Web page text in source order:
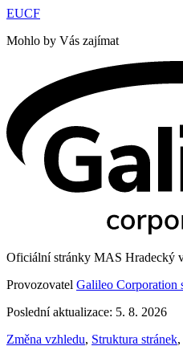
EUCF
Mohlo by Vás zajímat
Oficiální stránky MAS Hradecký
Provozovatel Galileo Corporation
Poslední aktualizace: 5. 8. 2026
Změna vzhledu, Struktura stránek,